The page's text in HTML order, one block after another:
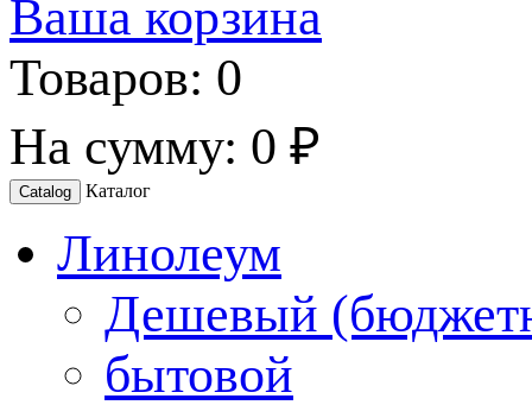
Ваша корзина
Товаров: 0
На сумму: 0 ₽
Catalog Каталог
Линолеум
Дешевый
бытовой